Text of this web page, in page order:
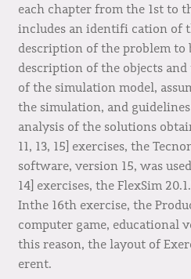
each chapter from the 1st to
includes an identifi cation of
description of the problem to
description of the objects
of the simulation model,
the simulation, and
analysis of the solutions
11, 13, 15] exercises, the
software, version 15, was
14] exercises, the FlexSim
Inthe 16th exercise, the
computer game, educational
this reason, the layout of
erent.